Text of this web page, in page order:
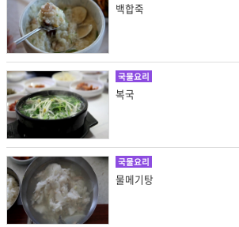
백합죽
국물요리
복국
국물요리
물메기탕